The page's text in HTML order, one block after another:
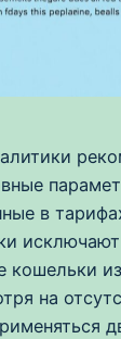
в
кошельки
на